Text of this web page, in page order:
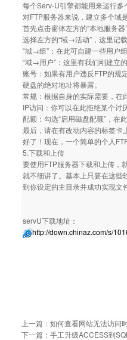
每个Serv-U引擎都能用来运行多
对FTP服务器来说，建立多个域
首先点击窗体左方的“本地服务器
选择左方的“域→活动”，这里记
“域→组”：在此可自建一些用户
“域→用户”：这里有我们刚建立
账号：如果有用户违反FTP的规
硬盘的绝对地址将暴露。
常规：根据自身的实际需要，在
IP访问：你可以在此拒绝某个讨
配额：勾选“启用磁盘配额”，在
最后，请在有改动内容的标签卡
好了！现在，一个简单的个人
5.下载和上传
要使用FTP服务器下载和上传，
就不细讲了。基本上只要在这些
到你设定的主目录并成功实现文
servU下载地址：
http://down.chinaz.com/s/
上一篇： 如何查看网站无法访问
下一篇： 手工升级ACCESS到